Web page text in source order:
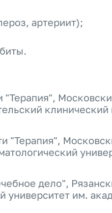
артериит);
"Терапия",
клинический
"Терапия",
дело",
университет им.